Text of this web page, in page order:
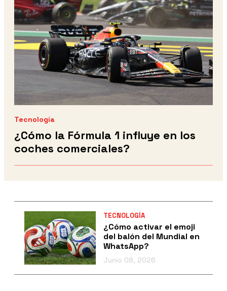
Tecnología
¿Cómo la Fórmula 1 influye en los
coches comerciales?
TECNOLOGÍA
¿Cómo activar el emoji
del balón del Mundial en
WhatsApp?
Junio 08, 2026